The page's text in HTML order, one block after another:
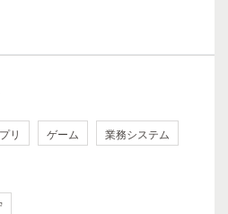
リ ゲーム 業務システム